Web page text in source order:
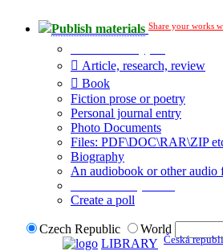
Publish materials Share your works
Article, research, review
Book
Fiction prose or poetry
Personal journal entry
Photo Documents
Files: PDF\DOC\RAR\ZIP
Biography
An audiobook or other audio
Create a poll
Czech Republic
World
LIBRARY Česká